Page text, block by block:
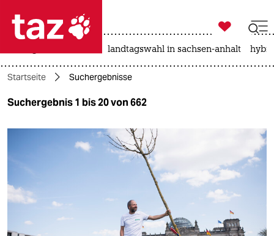
 taz zahl ich
taz zahl ich
themen
öko
gesellschaft
kultur

taz zahl ich
landtagswahl in sachsen-anhalt
Startseite Suchergebnisse
Suchergebnis 1 bis 20 von 662